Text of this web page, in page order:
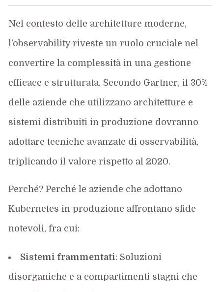
Nel contesto delle architetture moderne,
l’observability riveste un ruolo cruciale nel
convertire la complessità in una gestione
efficace e strutturata. Secondo Gartner, il 30%
delle aziende che utilizzano architetture e
sistemi distribuiti in produzione dovranno
adottare tecniche avanzate di osservabilità,
triplicando il valore rispetto al 2020.
Perché? Perché le aziende che adottano
Kubernetes in produzione affrontano sfide
notevoli, fra cui:
Sistemi frammentati: Soluzioni
disorganiche e a compartimenti stagni che